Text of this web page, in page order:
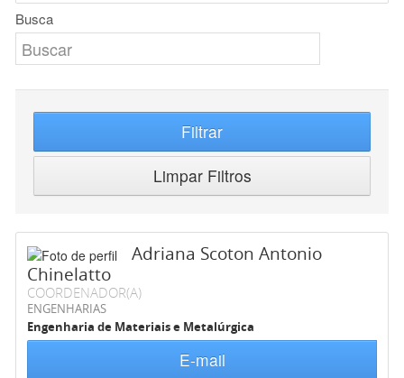
Busca
Filtrar
Limpar Filtros
Adriana Scoton Antonio
Chinelatto
COORDENADOR(A)
ENGENHARIAS
Engenharia de Materiais e Metalúrgica
E-mail